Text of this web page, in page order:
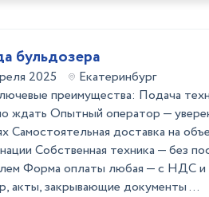
бульдозера
2025
Екатеринбург
преимущества: Подача
ждать Опытный оператор —
Самостоятельная доставка на
Собственная техника — без
Форма оплаты любая — с НДС и
акты, закрывающие документы ...